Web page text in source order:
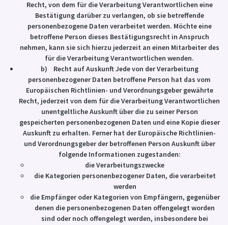
Recht, von dem für die Verarbeitung Verantwortlichen eine
Bestätigung darüber zu verlangen, ob sie betreffende
personenbezogene Daten verarbeitet werden. Möchte eine
betroffene Person dieses Bestätigungsrecht in Anspruch
nehmen, kann sie sich hierzu jederzeit an einen Mitarbeiter des
für die Verarbeitung Verantwortlichen wenden.
b) Recht auf Auskunft Jede von der Verarbeitung
personenbezogener Daten betroffene Person hat das vom
Europäischen Richtlinien- und Verordnungsgeber gewährte
Recht, jederzeit von dem für die Verarbeitung Verantwortlichen
unentgeltliche Auskunft über die zu seiner Person
gespeicherten personenbezogenen Daten und eine Kopie dieser
Auskunft zu erhalten. Ferner hat der Europäische Richtlinien-
und Verordnungsgeber der betroffenen Person Auskunft über
folgende Informationen zugestanden:
die Verarbeitungszwecke
die Kategorien personenbezogener Daten, die verarbeitet
werden
die Empfänger oder Kategorien von Empfängern, gegenüber
denen die personenbezogenen Daten offengelegt worden
sind oder noch offengelegt werden, insbesondere bei